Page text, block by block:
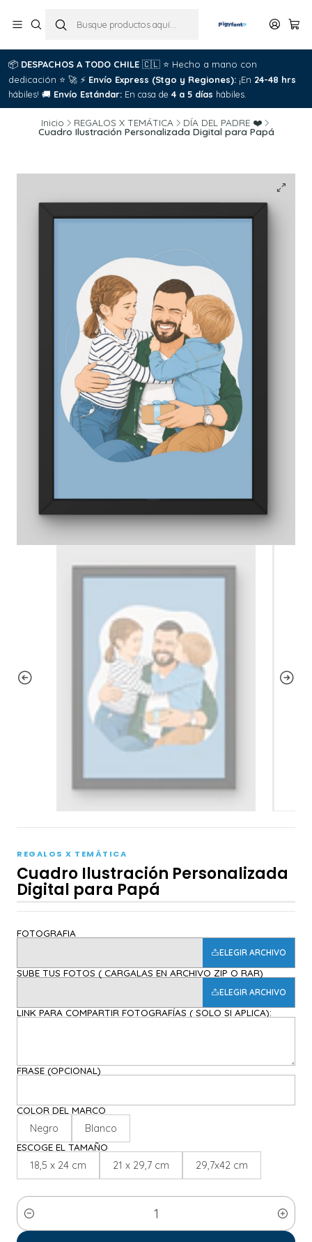
📦 DESPACHOS A TODO CHILE 🇨🇱 ⭐ Hecho a mano con
dedicación ⭐ 🚀 ⚡ Envío Express (Stgo y Regiones): ¡En 24-48 hrs
hábiles! 🚚 Envío Estándar: En casa de 4 a 5 días hábiles.
Inicio REGALOS X TEMÁTICA DÍA DEL PADRE ❤️
Cuadro Ilustración Personalizada Digital para Papá
REGALOS X TEMÁTICA
Cuadro Ilustración Personalizada
Digital para Papá
FOTOGRAFIA
ELEGIR ARCHIVO
SUBE TUS FOTOS ( CARGALAS EN ARCHIVO ZIP O RAR)
ELEGIR ARCHIVO
LINK PARA COMPARTIR FOTOGRAFÍAS ( SOLO SI APLICA):
FRASE (OPCIONAL)
COLOR DEL MARCO
Negro Blanco
ESCOGE EL TAMAÑO
18,5 x 24 cm 21 x 29,7 cm 29,7x42 cm
Cantidad